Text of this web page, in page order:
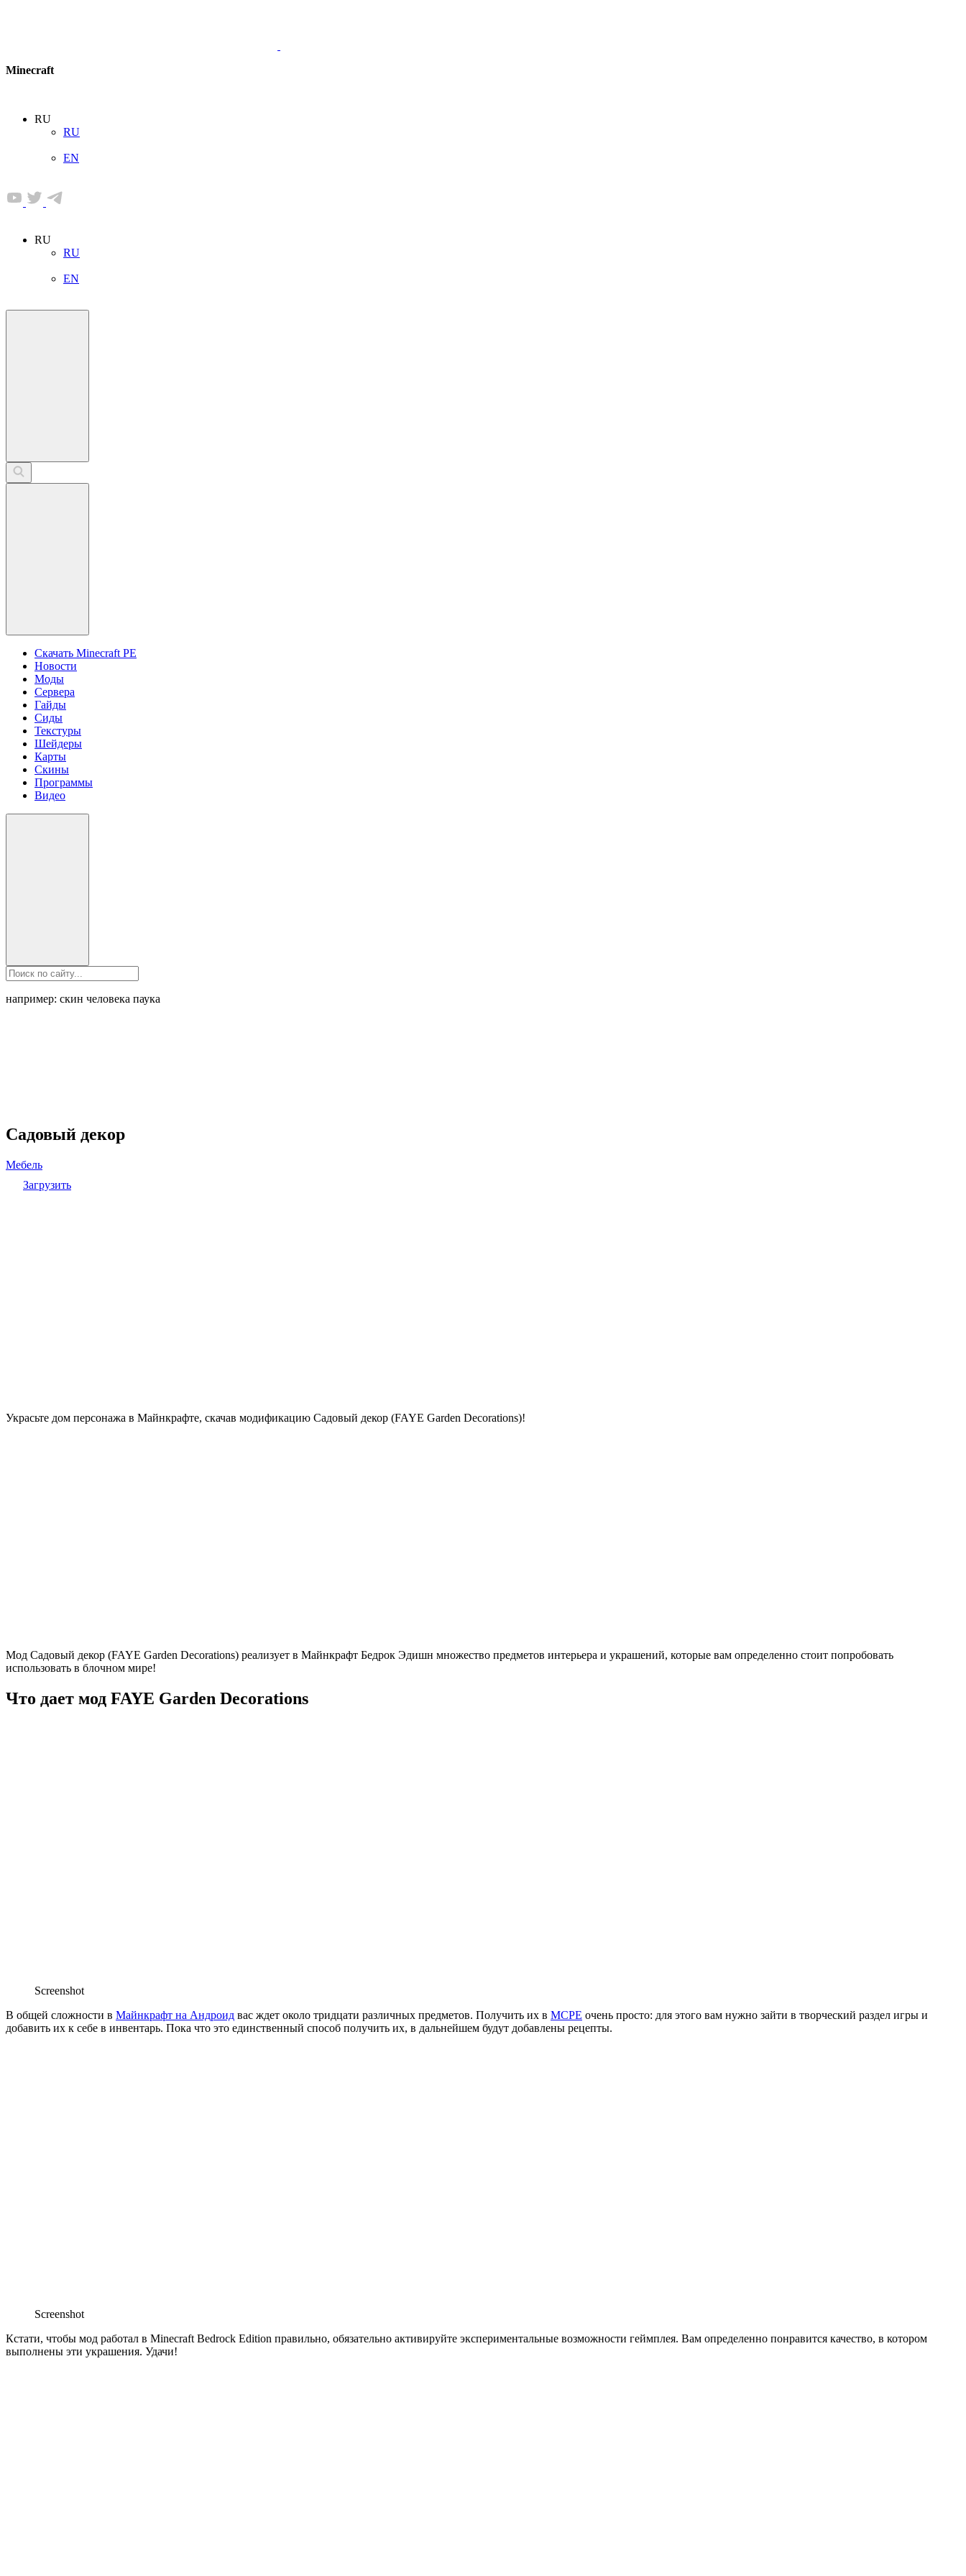
Minecraft
RU
RU
EN
RU
RU
EN
Скачать Minecraft PE
Новости
Моды
Сервера
Гайды
Сиды
Текстуры
Шейдеры
Карты
Скины
Программы
Видео
например: скин человека паука
Садовый декор
Мебель
Загрузить
Украсьте дом персонажа в Майнкрафте, скачав модификацию Садовый декор (FAYE Garden Decorations)!
Мод Садовый декор (FAYE Garden Decorations) реализует в Майнкрафт Бедрок Эдишн множество предметов интерьера и украшений, которые вам определенно стоит попробовать
использовать в блочном мире!
Что дает мод FAYE Garden Decorations
Screenshot
В общей сложности в Майнкрафт на Андроид вас ждет около тридцати различных предметов. Получить их в MCPE очень просто: для этого вам нужно зайти в творческий раздел игры и
добавить их к себе в инвентарь. Пока что это единственный способ получить их, в дальнейшем будут добавлены рецепты.
Screenshot
Кстати, чтобы мод работал в Minecraft Bedrock Edition правильно, обязательно активируйте экспериментальные возможности геймплея. Вам определенно понравится качество, в котором
выполнены эти украшения. Удачи!